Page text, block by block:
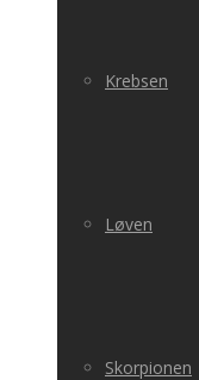
Krebsen
Løven
Skorpionen